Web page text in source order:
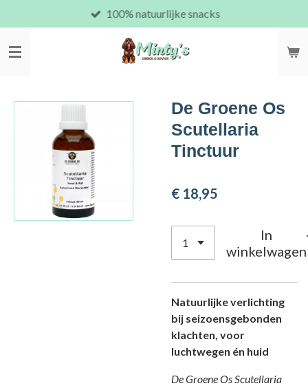
direct
naar
100% natuurlijke snacks
De Groene Os
Scutellaria
Tinctuur
€ 18,95
In
winkelwagen
Natuurlijke verlichting
bij seizoensgebonden
klachten, voor
luchtwegen én huid
De Groene Os Scutellaria